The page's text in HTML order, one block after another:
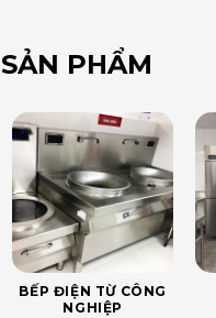
PHẨM
BẾP ĐIỆN TỪ CÔNG
NGHIỆP